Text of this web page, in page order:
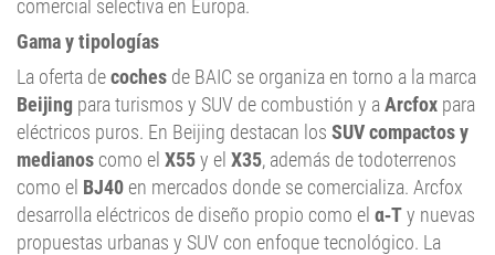
comercial selectiva en Europa.
Gama y tipologías
La oferta decoches de BAIC se organiza en torno a la marca
Beijing para turismos y SUV de combustión y a Arcfox para
eléctricos puros. En Beijing destacan los SUV compactos y
medianos como el X55y el X35, además de todoterrenos
como el BJ40 en mercados donde se comercializa. Arcfox
desarrolla eléctricos de diseño propio como el α‑Ty nuevas
propuestas urbanas y SUV con enfoque tecnológico. La